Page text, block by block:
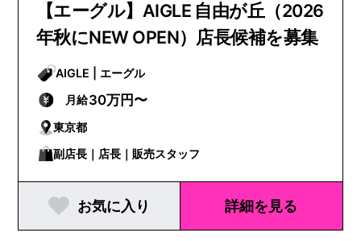
【エーグル】AIGLE 自由が丘（2026
年秋にNEW OPEN）店長候補を募集
AIGLE | エーグル
月給30万円〜
東京都
副店長｜店長｜販売スタッフ
お気に入り 詳細を見る